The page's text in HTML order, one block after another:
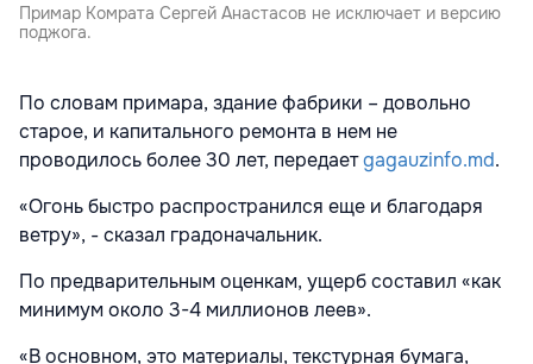
Примар Комрата Сергей Анастасов не исключает и версию
поджога.
По словам примара, здание фабрики – довольно
старое, и капитального ремонта в нем не
проводилось более 30 лет, передаетgagauzinfo.md.
«Огонь быстро распространился еще и благодаря
ветру», - сказал градоначальник.
По предварительным оценкам, ущерб составил «как
минимум около 3-4 миллионов леев».
«В основном, это материалы, текстурная бумага,